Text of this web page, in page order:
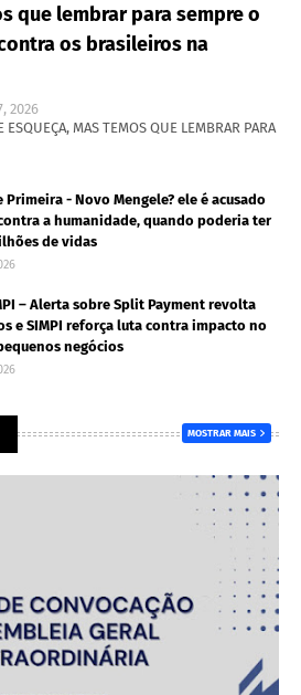
que lembrar para sempre o
os brasileiros na
2026
ESQUEÇA, MAS TEMOS QUE LEMBRAR PARA
Primeira - Novo Mengele? ele é acusado
a humanidade, quando poderia ter
de vidas
– Alerta sobre Split Payment revolta
e SIMPI reforça luta contra impacto no
negócios
MOSTRAR MAIS